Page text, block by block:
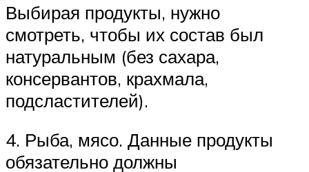
Выбирая продукты, нужно
смотреть, чтобы их состав был
натуральным (без сахара,
консервантов, крахмала,
подсластителей).
4. Рыба, мясо. Данные продукты
обязательно должны